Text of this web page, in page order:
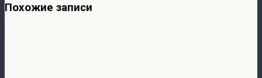
Похожие записи